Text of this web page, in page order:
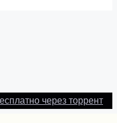
через торрент